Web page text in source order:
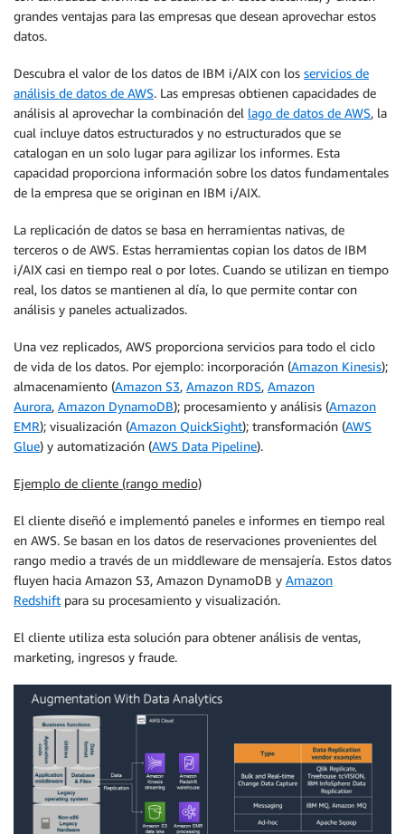
grandes ventajas para las empresas que desean aprovechar estos
datos.
Descubra el valor de los datos de IBM i/AIX con los servicios de
análisis de datos de AWS. Las empresas obtienen capacidades de
análisis al aprovechar la combinación del lago de datos de AWS, la
cual incluye datos estructurados y no estructurados que se
catalogan en un solo lugar para agilizar los informes. Esta
capacidad proporciona información sobre los datos fundamentales
de la empresa que se originan en IBM i/AIX.
La replicación de datos se basa en herramientas nativas, de
terceros o de AWS. Estas herramientas copian los datos de IBM
i/AIX casi en tiempo real o por lotes. Cuando se utilizan en tiempo
real, los datos se mantienen al día, lo que permite contar con
análisis y paneles actualizados.
Una vez replicados, AWS proporciona servicios para todo el ciclo
de vida de los datos. Por ejemplo: incorporación (Amazon Kinesis);
almacenamiento (Amazon S3, Amazon RDS, Amazon
Aurora, Amazon DynamoDB); procesamiento y análisis (Amazon
EMR); visualización (Amazon QuickSight); transformación (AWS
Glue) y automatización (AWS Data Pipeline).
Ejemplo de cliente (rango medio)
El cliente diseñó e implementó paneles e informes en tiempo real
en AWS. Se basan en los datos de reservaciones provenientes del
rango medio a través de un middleware de mensajería. Estos datos
fluyen hacia Amazon S3, Amazon DynamoDB y Amazon
Redshift para su procesamiento y visualización.
El cliente utiliza esta solución para obtener análisis de ventas,
marketing, ingresos y fraude.